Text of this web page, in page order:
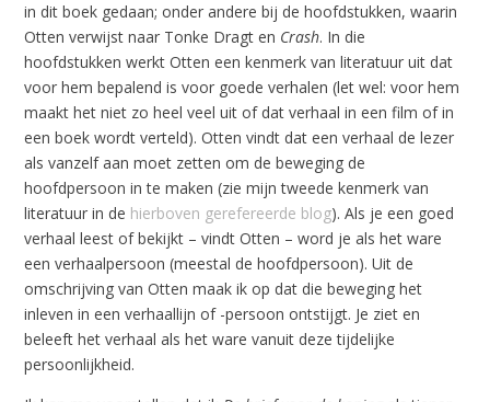
in dit boek gedaan; onder andere bij de hoofdstukken, waarin
Otten verwijst naar Tonke Dragt en Crash. In die
hoofdstukken werkt Otten een kenmerk van literatuur uit dat
voor hem bepalend is voor goede verhalen (let wel: voor hem
maakt het niet zo heel veel uit of dat verhaal in een film of in
een boek wordt verteld). Otten vindt dat een verhaal de lezer
als vanzelf aan moet zetten om de beweging de
hoofdpersoon in te maken (zie mijn tweede kenmerk van
literatuur in de hierboven gerefereerde blog). Als je een goed
verhaal leest of bekijkt – vindt Otten – word je als het ware
een verhaalpersoon (meestal de hoofdpersoon). Uit de
omschrijving van Otten maak ik op dat die beweging het
inleven in een verhaallijn of -persoon ontstijgt. Je ziet en
beleeft het verhaal als het ware vanuit deze tijdelijke
persoonlijkheid.